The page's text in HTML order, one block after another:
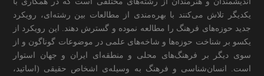
یکدیگر تلاش می‌کنند با بهره‌مندی از مطالعات بین رشته‌ای، رویکرد
جدید حوزه‌های فرهنگ را مطالعه نموده و گسترش دهند. این رویکرد از
یکسو بر شناخت حوزه‌ها و شاخه‌های علمی در موضوعات گوناگون و از
سوی دیگر بر فرهنگ‌های محلی و منطقه‌ای ایران و جهان استوار
است. انسان‌شناسی و فرهنگ به وسیله‌ی اشخاص حقیقی (اساتید،